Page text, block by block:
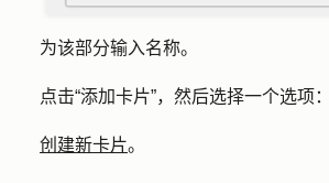
为该部分输入名称。
点击“添加卡片”，然后选择一个选项：
创建新卡片。